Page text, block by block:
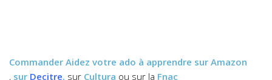
Commander Aidez votre ado à apprendre sur Amazon
, sur Decitre, sur Cultura ou sur la Fnac